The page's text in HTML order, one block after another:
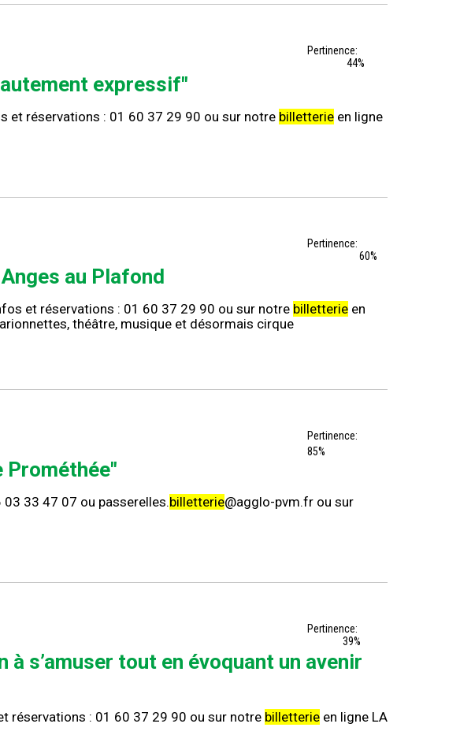
Pertinence:
44%
expressif"
et réservations : 01 60 37 29 90 ou sur notre billetterieen ligne
Pertinence:
60%
au Plafond
et réservations : 01 60 37 29 90 ou sur notre billetterieen
théâtre, musique et désormais cirque
Pertinence:
85%
Prométhée"
33 47 07 ou passerelles.billetterie@agglo-pvm.fr ou sur
Pertinence:
39%
s’amuser tout en évoquant un avenir
réservations : 01 60 37 29 90 ou sur notre billetterieen ligne LA